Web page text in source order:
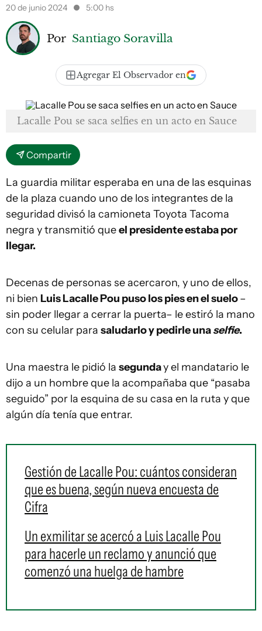
20 de junio 2024 5:00 hs
Por Santiago Soravilla
Agregar El Observador en
Lacalle Pou se saca selfies en un acto en Sauce
Compartir
La guardia militar esperaba en una de las esquinas
de la plaza cuando uno de los integrantes de la
seguridad divisó la camioneta Toyota Tacoma
negra y transmitió queel presidente estaba por
llegar.
Decenas de personas se acercaron, y uno de ellos,
ni bien Luis Lacalle Pou puso los pies en el suelo–
sin poder llegar a cerrar la puerta– le estiró la mano
con su celular para saludarlo y pedirle unaselfie.
Una maestra le pidió la segunday el mandatario le
dijo a un hombre que la acompañaba que “pasaba
seguido” por la esquina de su casa en la ruta y que
algún día tenía que entrar.
Gestión de Lacalle Pou: cuántos consideran
que es buena, según nueva encuesta de
Cifra
Un exmilitar se acercó a Luis Lacalle Pou
para hacerle un reclamo y anunció que
comenzó una huelga de hambre